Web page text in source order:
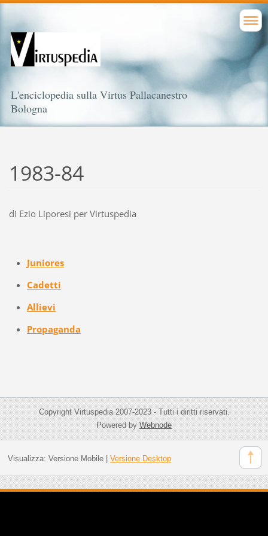
L'enciclopedia sulla Virtus Pallacanestro
Bologna
1983-84
di Ezio Liporesi per Virtuspedia
Juniores
Cadetti
Allievi
Propaganda
Copyright Virtuspedia 2007-2023 - Tutti i diritti riservati.
Powered byWebnode
Visualizza: Versione Mobile| Versione Desktop